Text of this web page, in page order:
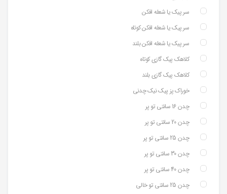
سر پیک یا شعله افکن
سر پیک یا شعله افکن کوتاه
سر پیک یا شعله افکن بلند
کلاهک پیک گازی کوتاه
کلاهک پیک گازی بلند
خوراک پز پیک نیک چدنی
چدن 16 سانتی تو پر
چدن 20 سانتی تو پر
چدن 25 سانتی تو پر
چدن 30 سانتی تو پر
چدن 40 سانتی تو پر
چدن 25 سانتی تو خالی